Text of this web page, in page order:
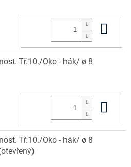
Tř.10./Oko - hák/ ø 8
Tř.10./Oko - hák/ ø 8